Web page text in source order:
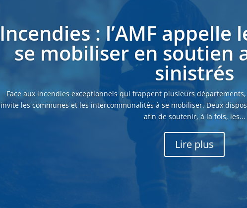
Incendies : l’AMF appelle
se mobiliser en soutien
sinistrés
Face aux incendies exceptionnels qui frappent plusieurs départements,
invite les communes et les intercommunalités à se mobiliser. Deux
afin de soutenir, à la fois, les...
Lire plus